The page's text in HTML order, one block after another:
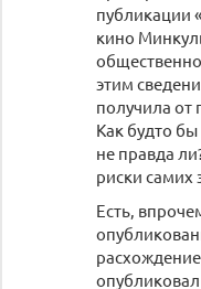
публикации
кино
этим
получила от
Как будто
не правда
риски самих
Есть,